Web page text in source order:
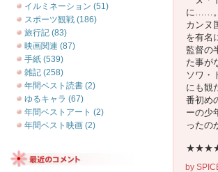
イルミネーション (51)
スポーツ観戦 (186)
旅行記 (83)
映画関連 (87)
手紙 (539)
雑記 (258)
年間ベスト読書 (2)
ゆるキャラ (67)
年間ベストアート (2)
年間ベスト映画 (2)
に……
カンヌ
を有名
監督の
た事が
ソワ・
にも観
番初め
ーの少
ったの
by